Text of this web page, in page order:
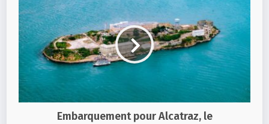
Embarquement pour Alcatraz, le